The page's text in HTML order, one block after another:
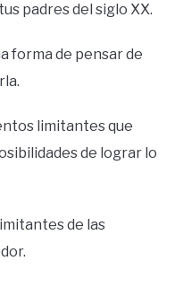
padres del siglo XX.
forma de pensar de
limitantes que
de lograr lo
de las